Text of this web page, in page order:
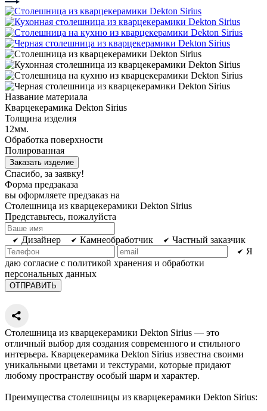
Название материала
Кварцекерамика Dekton Sirius
Толщина изделия
12мм.
Обработка поверхности
Полированная
Заказать изделие
Спасибо, за заявку!
Форма предзаказа
вы оформляете предзаказ на
Столешница из кварцекерамики Dekton Sirius
Представьтесь, пожалуйста
Дизайнер Камнеобработчик
Частный заказчик
Я
даю согласие с политикой хранения и обработки
персональных данных
Столешница из кварцекерамики Dekton Sirius — это
отличный выбор для создания современного и стильного
интерьера. Кварцекерамика Dekton Sirius известна своими
уникальными цветами и текстурами, которые придают
любому пространству особый шарм и характер.
Преимущества столешницы из кварцекерамики Dekton Sirius: